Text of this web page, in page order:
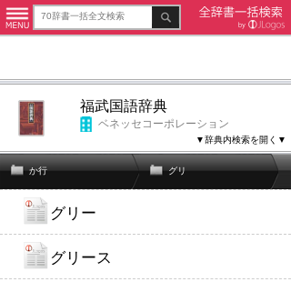
福武国語辞典
ベネッセコーポレーション
▼辞典内検索を開く▼
か行 グリ
グリー
グリース